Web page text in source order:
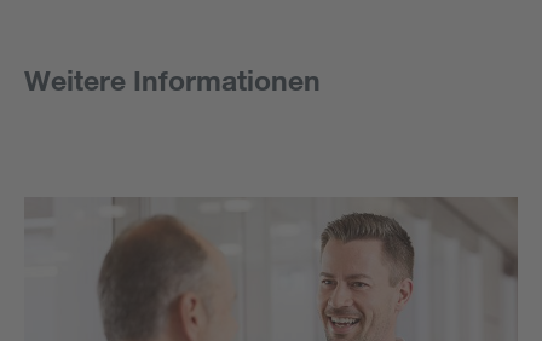
Weitere Informationen